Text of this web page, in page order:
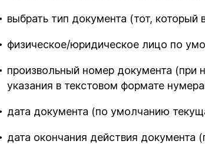
выбрать тип документа (тот, который
физическое/юридическое лицо по
произвольный номер документа
указания в текстовом формате
дата документа (по умолчанию
дата окончания действия